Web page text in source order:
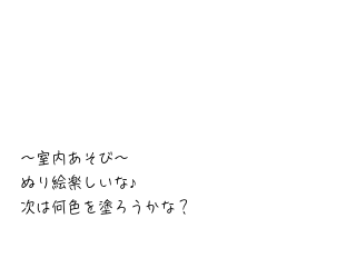
～室内あそび～
ぬり絵楽しいな♪
次は何色を塗ろうかな？